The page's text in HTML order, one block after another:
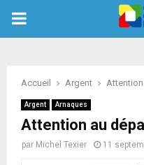
PRIMARY
Accueil Argent
Argent Arnaques
Attention au
par Michel Texier 11